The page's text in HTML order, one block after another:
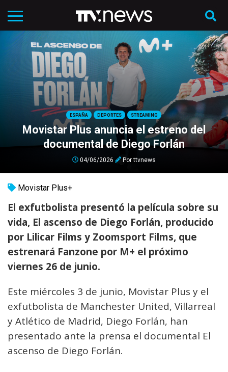
ESPAÑA DEPORTES STREAMING
Movistar Plus anuncia el estreno del
documental de Diego Forlán
04/06/2026 Porttvnews
Movistar Plus+
El exfutbolista presentó la película sobre su
vida, El ascenso de Diego Forlán, producido
por Lilicar Films y Zoomsport Films, que
estrenará Fanzone por M+ el próximo
viernes 26 de junio.
Este miércoles 3 de junio, Movistar Plus y el
exfutbolista de Manchester United, Villarreal
y Atlético de Madrid, Diego Forlán, han
presentado ante la prensa el documental El
ascenso de Diego Forlán.